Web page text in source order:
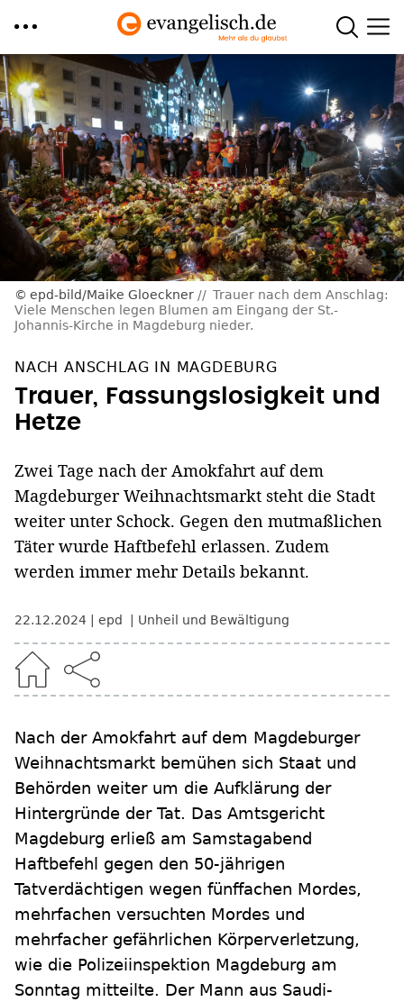
Direkt
zum
Inhalt
epd-bild/Maike Gloeckner
Trauer nach dem Anschlag:
Viele Menschen legen Blumen am Eingang der St.-
Johannis-Kirche in Magdeburg nieder.
NACH ANSCHLAG IN MAGDEBURG
Trauer, Fassungslosigkeit und
Hetze
Zwei Tage nach der Amokfahrt auf dem
Magdeburger Weihnachtsmarkt steht die Stadt
weiter unter Schock. Gegen den mutmaßlichen
Täter wurde Haftbefehl erlassen. Zudem
werden immer mehr Details bekannt.
22.12.2024 epd Unheil und Bewältigung
Nach der Amokfahrt auf dem Magdeburger
Weihnachtsmarkt bemühen sich Staat und
Behörden weiter um die Aufklärung der
Hintergründe der Tat. Das Amtsgericht
Magdeburg erließ am Samstagabend
Haftbefehl gegen den 50-jährigen
Tatverdächtigen wegen fünffachen Mordes,
mehrfachen versuchten Mordes und
mehrfacher gefährlichen Körperverletzung,
wie die Polizeiinspektion Magdeburg am
Sonntag mitteilte. Der Mann aus Saudi-